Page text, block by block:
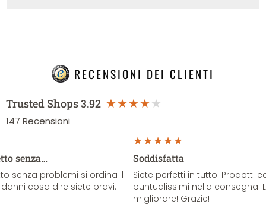
RECENSIONI DEI CLIENTI
Trusted Shops3.92
147 Recensioni
senza…
senza problemi si ordina il
cosa dire siete bravi.
Soddisfatta
Siete perfetti in tutto! Prodotti
puntualissimi nella consegna.
migliorare! Grazie!